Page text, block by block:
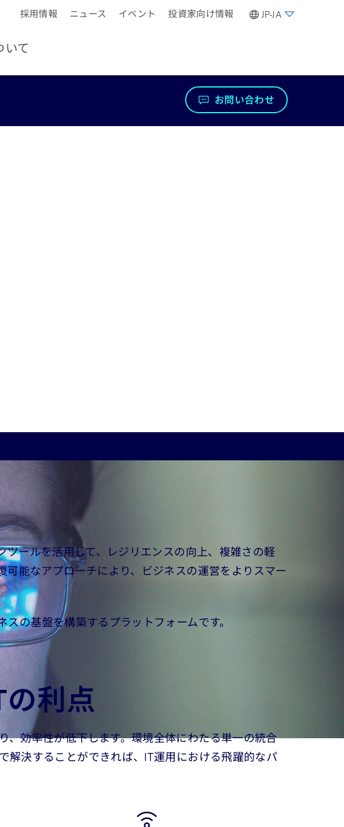
採用情報 ニュース イベント 投資家向け情報 JP-JA
いて
お問い合わせ
ールを活用して、レジリエンスの向上、複雑さの軽
可能なアプローチにより、ビジネスの運営をよりスマー
の基盤を構築するプラットフォームです。
利点
、効率性が低下します。環境全体にわたる単一の統合
解決することができれば、IT運用における飛躍的なパ